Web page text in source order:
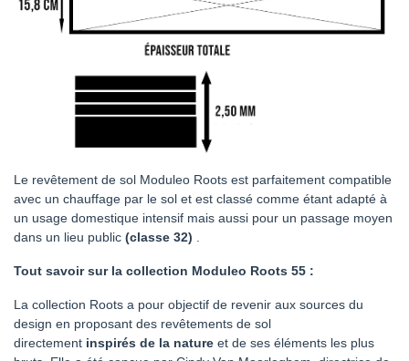
Le revêtement de sol Moduleo Roots est parfaitement compatible
avec un chauffage par le sol et est classé comme étant adapté à
un usage domestique intensif mais aussi pour un passage moyen
dans un lieu public (classe 32)
Tout savoir sur la collection Moduleo Roots 55 :
La collection Roots a pour objectif de revenir aux sources du
design en proposant des revêtements de sol
directement inspirés de la nature et de ses éléments les plus